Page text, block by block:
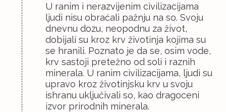
U ranim i nerazvijenim civilizacijama
ljudi nisu obraćali pažnju na so. Svoju
dnevnu dozu, neopodnu za život,
dobijali su kroz krv životinja kojima su
se hranili. Poznato je da se, osim vode,
krv sastoji pretežno od soli i raznih
minerala. U ranim civilizacijama, ljudi su
upravo kroz životinjsku krv u svoju
ishranu uključivali so, kao dragoceni
izvor prirodnih minerala.